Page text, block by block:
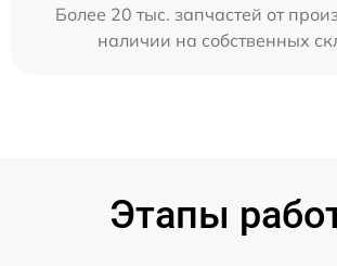
Более 20 тыс. запчастей от
наличии на собственных
Этапы